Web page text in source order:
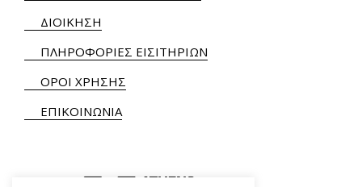
ΔΙΟΙΚΗΣΗ
ΠΛΗΡΟΦΟΡΙΕΣ ΕΙΣΙΤΗΡΙΩΝ
ΟΡΟΙ ΧΡΗΣΗΣ
ΕΠΙΚΟΙΝΩΝΙΑ